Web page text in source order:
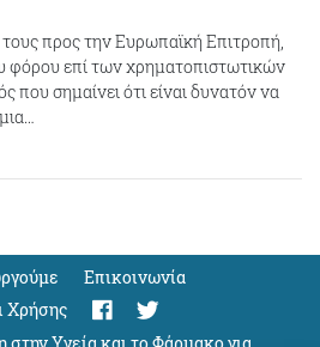
προς την Ευρωπαϊκή Επιτροπή,
φόρου επί των χρηματοπιστωτικών
σημαίνει ότι είναι δυνατόν να
Eπικοινωνία
Χρήσης